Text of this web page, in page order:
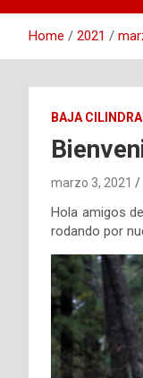
Home 2021
BAJA
marzo 3, 2021
Hola amigos
rodando por